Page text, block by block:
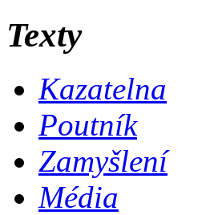
Texty
Kazatelna
Poutník
Zamyšlení
Média